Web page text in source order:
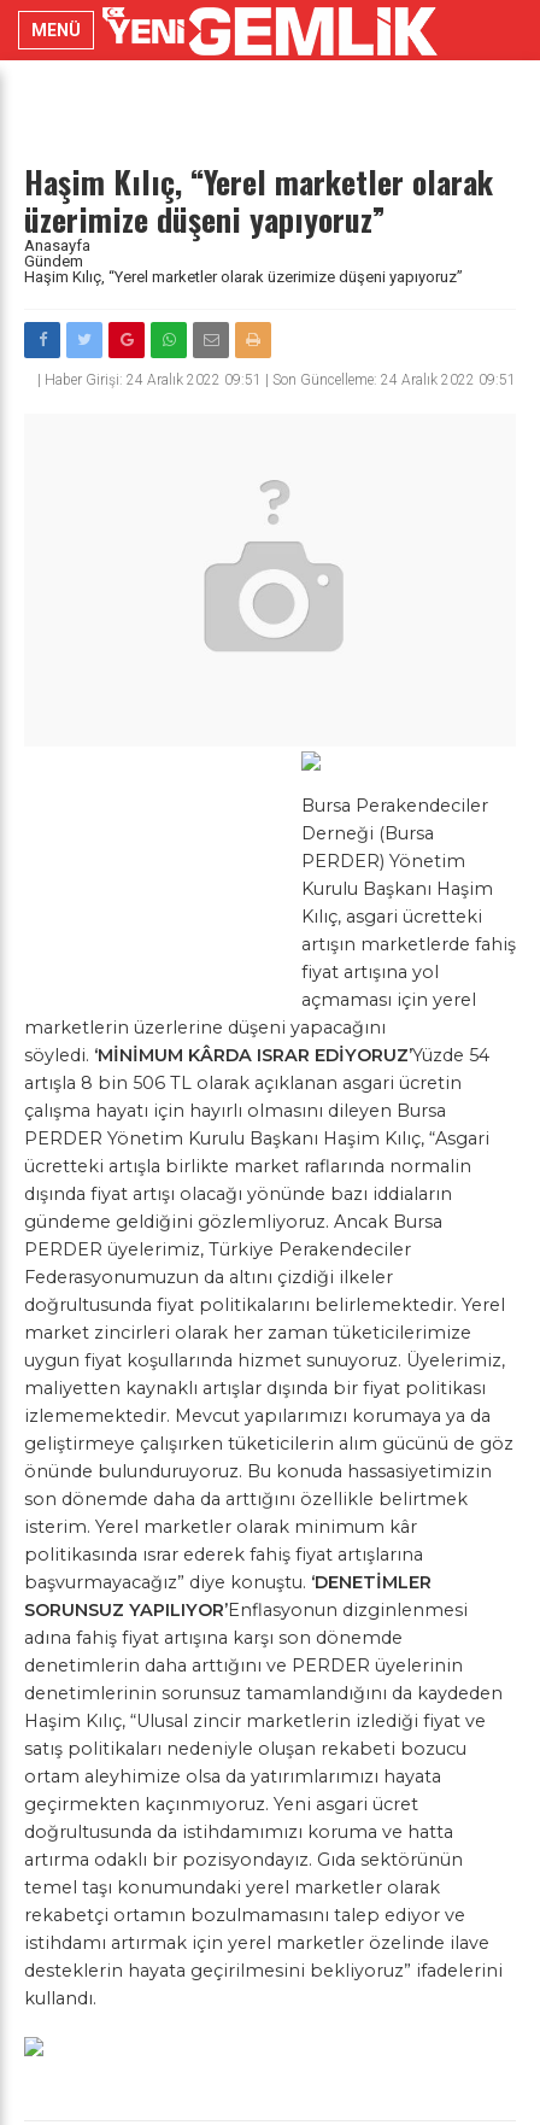
MENÜ
Haşim Kılıç, “Yerel marketler olarak
üzerimize düşeni yapıyoruz”
Anasayfa
Gündem
Haşim Kılıç, “Yerel marketler olarak üzerimize düşeni yapıyoruz”
Haber Girişi: 24 Aralık 2022 09:51 | Son Güncelleme: 24 Aralık 2022 09:51
Bursa Perakendeciler
Derneği (Bursa
PERDER) Yönetim
Kurulu Başkanı Haşim
Kılıç, asgari ücretteki
artışın marketlerde fahiş
fiyat artışına yol
açmaması için yerel
marketlerin üzerlerine düşeni yapacağını
söyledi. ‘MİNİMUM KÂRDA ISRAR EDİYORUZ’Yüzde 54
artışla 8 bin 506 TL olarak açıklanan asgari ücretin
çalışma hayatı için hayırlı olmasını dileyen Bursa
PERDER Yönetim Kurulu Başkanı Haşim Kılıç, “Asgari
ücretteki artışla birlikte market raflarında normalin
dışında fiyat artışı olacağı yönünde bazı iddiaların
gündeme geldiğini gözlemliyoruz. Ancak Bursa
PERDER üyelerimiz, Türkiye Perakendeciler
Federasyonumuzun da altını çizdiği ilkeler
doğrultusunda fiyat politikalarını belirlemektedir. Yerel
market zincirleri olarak her zaman tüketicilerimize
uygun fiyat koşullarında hizmet sunuyoruz. Üyelerimiz,
maliyetten kaynaklı artışlar dışında bir fiyat politikası
izlememektedir. Mevcut yapılarımızı korumaya ya da
geliştirmeye çalışırken tüketicilerin alım gücünü de göz
önünde bulunduruyoruz. Bu konuda hassasiyetimizin
son dönemde daha da arttığını özellikle belirtmek
isterim. Yerel marketler olarak minimum kâr
politikasında ısrar ederek fahiş fiyat artışlarına
başvurmayacağız” diye konuştu. ‘DENETİMLER
SORUNSUZ YAPILIYOR’Enflasyonun dizginlenmesi
adına fahiş fiyat artışına karşı son dönemde
denetimlerin daha arttığını ve PERDER üyelerinin
denetimlerinin sorunsuz tamamlandığını da kaydeden
Haşim Kılıç, “Ulusal zincir marketlerin izlediği fiyat ve
satış politikaları nedeniyle oluşan rekabeti bozucu
ortam aleyhimize olsa da yatırımlarımızı hayata
geçirmekten kaçınmıyoruz. Yeni asgari ücret
doğrultusunda da istihdamımızı koruma ve hatta
artırma odaklı bir pozisyondayız. Gıda sektörünün
temel taşı konumundaki yerel marketler olarak
rekabetçi ortamın bozulmamasını talep ediyor ve
istihdamı artırmak için yerel marketler özelinde ilave
desteklerin hayata geçirilmesini bekliyoruz” ifadelerini
kullandı.